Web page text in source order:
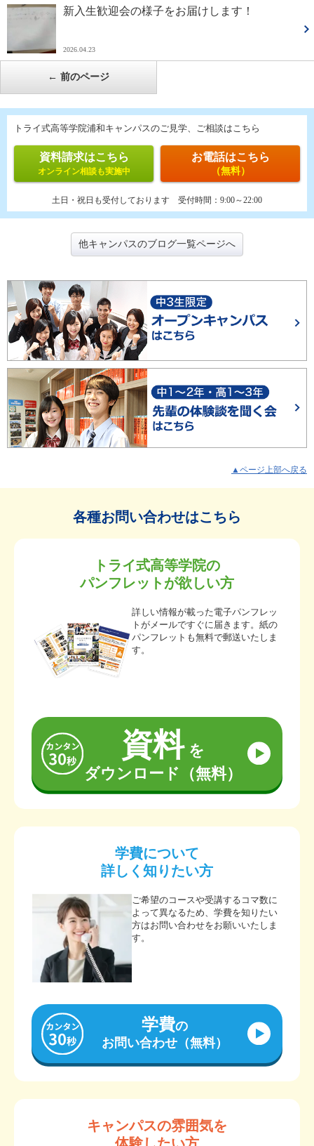
新入生歓迎会の様子をお届けします！
2026.04.23
← 前のページ
トライ式高等学院浦和キャンパスのご見学、ご相談はこちら
資料請求はこちら
オンライン相談も実施中
お電話はこちら
（無料）
土日・祝日も受付しております 受付時間： 9:00～22:00
他キャンパスのブログ一覧ページへ
▲ページ上部へ戻る
各種お問い合わせはこちら
トライ式高等学院の
パンフレットが欲しい方
詳しい情報が載った電子パンフレッ
トがメールですぐに届きます。紙の
パンフレットも無料で郵送いたしま
す。
資料を
ダウンロード（無料）
学費について
詳しく知りたい方
ご希望のコースや受講するコマ数に
よって異なるため、学費を知りたい
方はお問い合わせをお願いいたしま
す。
学費の
お問い合わせ（無料）
キャンパスの雰囲気を